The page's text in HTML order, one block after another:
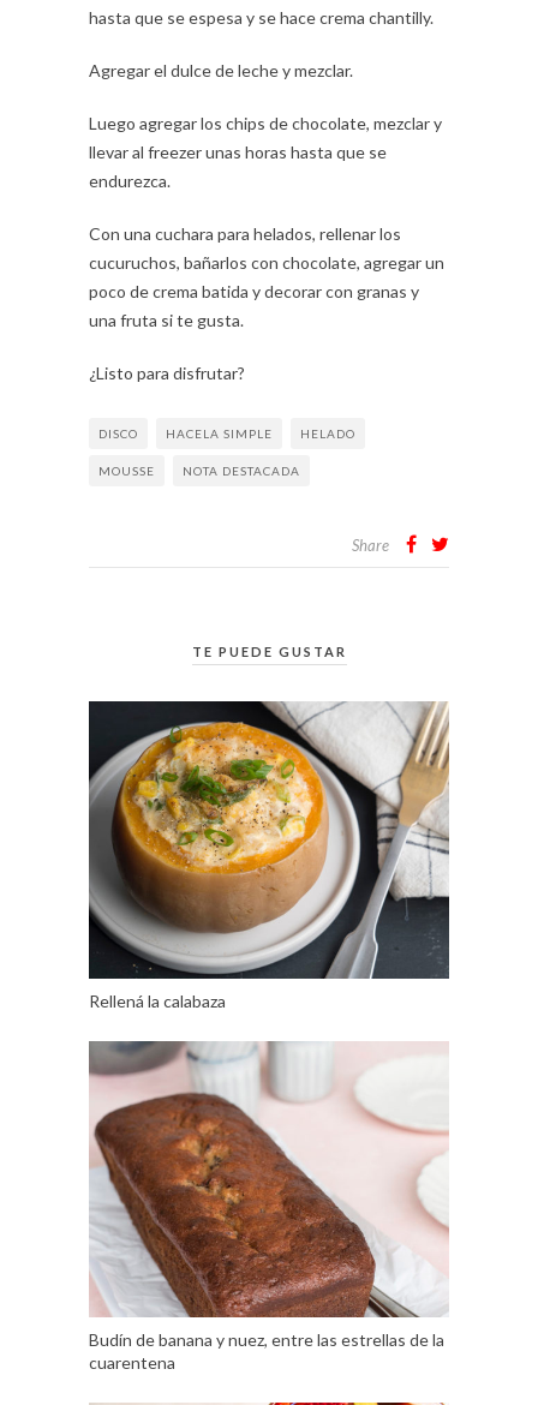
hasta que se espesa y se hace crema chantilly.
Agregar el dulce de leche y mezclar.
Luego agregar los chips de chocolate, mezclar y
llevar al freezer unas horas hasta que se
endurezca.
Con una cuchara para helados, rellenar los
cucuruchos, bañarlos con chocolate, agregar un
poco de crema batida y decorar con granas y
una fruta si te gusta.
¿Listo para disfrutar?
DISCO HACELA SIMPLE HELADO
MOUSSE NOTA DESTACADA
Share
TE PUEDE GUSTAR
Rellená la calabaza
Budín de banana y nuez, entre las estrellas de la
cuarentena